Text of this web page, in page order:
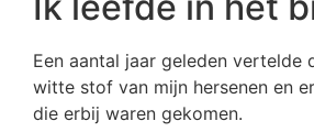
Een aantal jaar geleden vertelde
witte stof van mijn hersenen en
die erbij waren gekomen.